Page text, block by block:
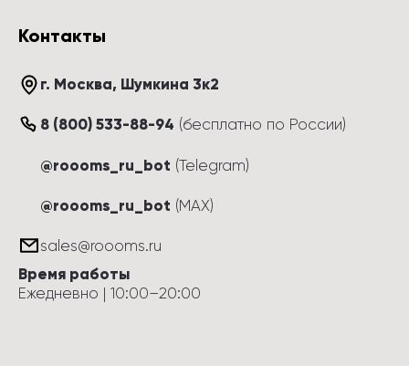
Контакты
г. Москва, Шумкина 3к2
8 (800) 533-88-94 (бесплатно по России)
@roooms_ru_bot (Telegram)
@roooms_ru_bot (MAX)
sales@roooms.ru
Время работы
Ежедневно | 10:00–20:00